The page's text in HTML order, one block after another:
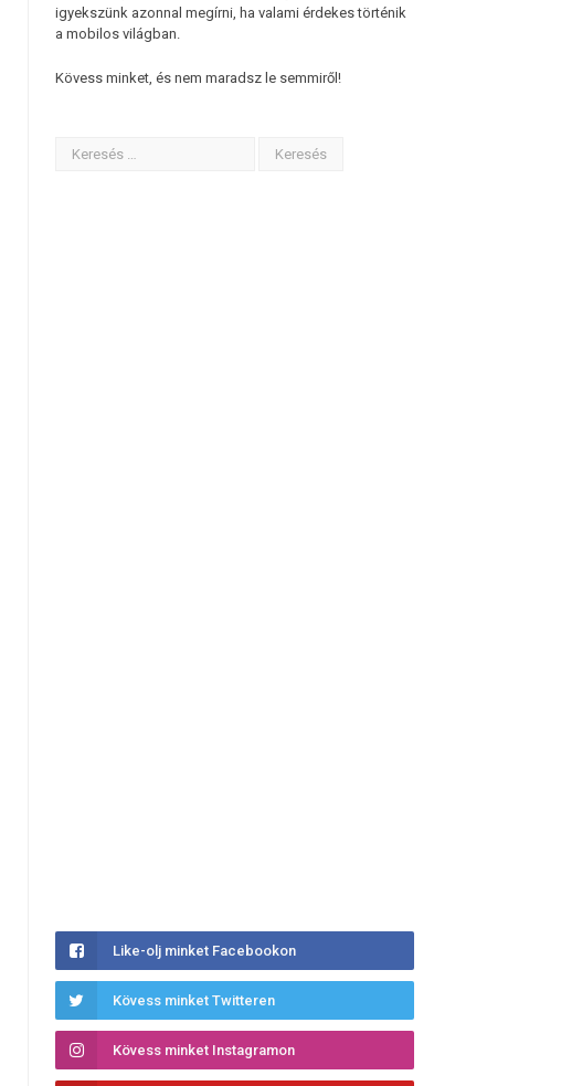
igyekszünk azonnal megírni, ha valami érdekes történik
a mobilos világban.
Kövess minket, és nem maradsz le semmiről!
Like-olj minket Facebookon
Kövess minket Twitteren
Kövess minket Instagramon